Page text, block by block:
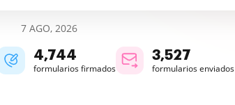
7 AGO, 2026
4,745
formularios firmados
3,527
formularios enviados